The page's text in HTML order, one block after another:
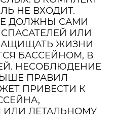
НЕ ВХОДИТ.
ДОЛЖНЫ САМИ
ИЛИ
ЖИЗНИ
БАССЕЙНОМ, В
НЕСОБЛЮДЕНИЕ
ПРАВИЛ
ПРИВЕСТИ К
ЛЕТАЛЬНОМУ